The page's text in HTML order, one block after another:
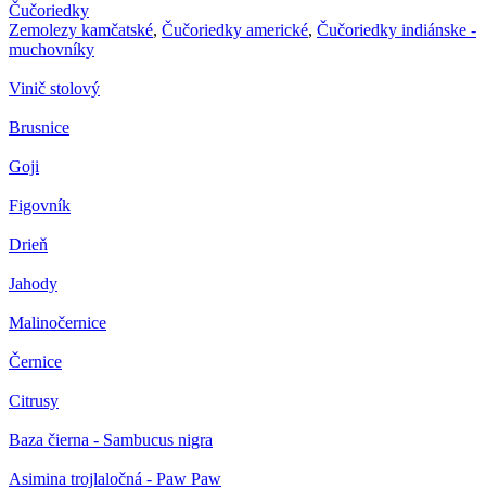
Čučoriedky
Zemolezy kamčatské, Čučoriedky americké, Čučoriedky indiánske -
muchovníky
Vinič stolový
Brusnice
Goji
Figovník
Drieň
Jahody
Malinočernice
Černice
Citrusy
Baza čierna - Sambucus nigra
Asimina trojlaločná - Paw Paw